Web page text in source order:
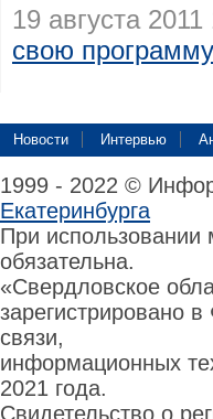
19 августа 2011
свою
Новости Интервью
1999 - 2022 ©
Екатеринбурга
При использовании
обязательна.
«Свердловское
зарегистрировано
связи,
информационных
2021 года.
Свидетельство о